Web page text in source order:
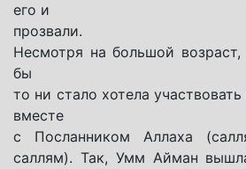
его и
прозвали.
Несмотря на большой
бы
то ни стало хотела
вместе
с Посланником Аллаха
саллям). Так, Умм Айман